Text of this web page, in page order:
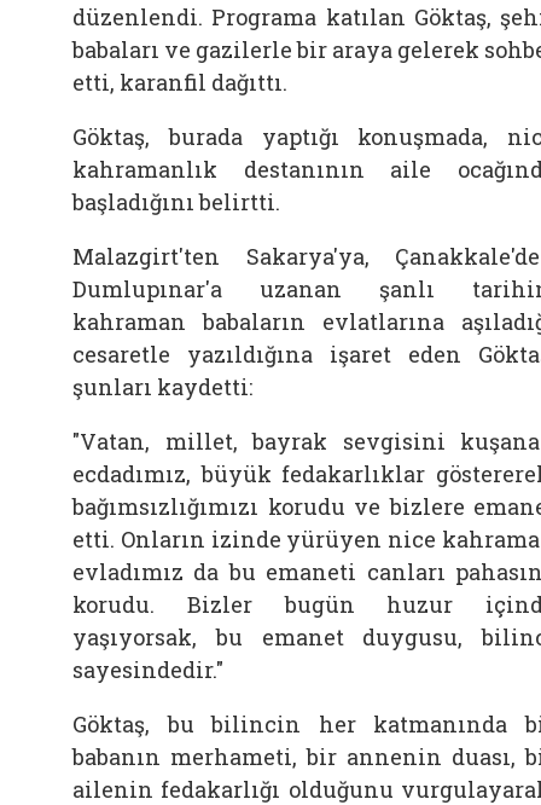
düzenlendi. Programa katılan Göktaş,
babaları ve gazilerle bir araya gelerek
etti, karanfil dağıttı.
Göktaş, burada yaptığı konuşmada,
kahramanlık destanının aile
başladığını belirtti.
Malazgirt'ten Sakarya'ya,
Dumlupınar'a uzanan şanlı
kahraman babaların evlatlarına
cesaretle yazıldığına işaret eden
şunları kaydetti:
"Vatan, millet, bayrak sevgisini
ecdadımız, büyük fedakarlıklar
bağımsızlığımızı korudu ve bizlere
etti. Onların izinde yürüyen nice
evladımız da bu emaneti canları
korudu. Bizler bugün huzur
yaşıyorsak, bu emanet duygusu,
sayesindedir."
Göktaş, bu bilincin her katmanında
babanın merhameti, bir annenin duası,
ailenin fedakarlığı olduğunu